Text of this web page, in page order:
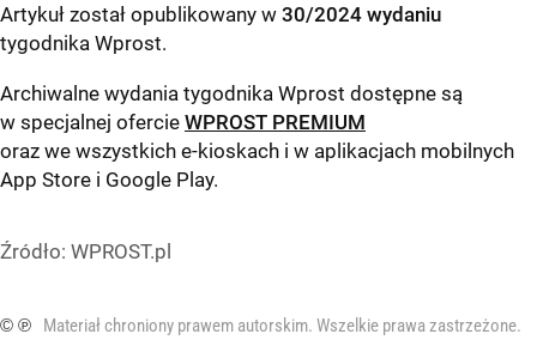
Artykuł został opublikowany w 30/2024 wydaniu
tygodnika Wprost.
Archiwalne wydania tygodnika Wprost dostępne są
w specjalnej ofercie WPROST PREMIUM
oraz we wszystkich e-kioskach i w aplikacjach mobilnych
App Store i Google Play.
Źródło: WPROST.pl
© ℗
Materiał chroniony prawem autorskim. Wszelkie prawa zastrzeżone.